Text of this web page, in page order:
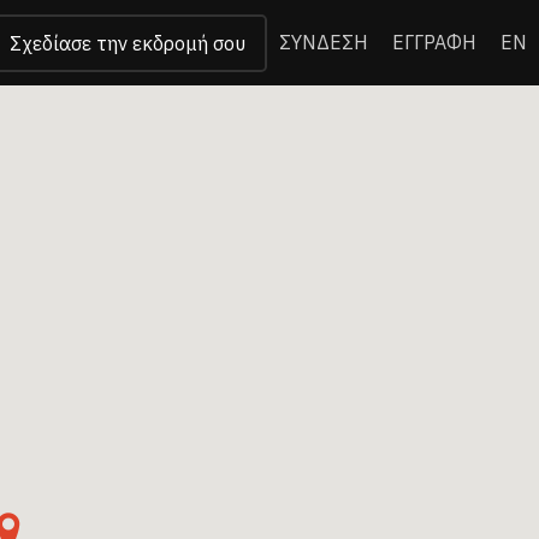
Σχεδίασε την εκδρομή σου ΣΥΝΔΕΣΗ ΕΓΓΡΑΦΗ EN